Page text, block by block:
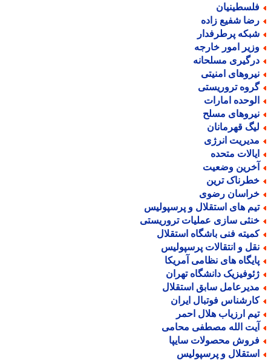
شفیع زاده
پرطرفدار
امور خارجه
مسلحانه
امنیتی
تروریستی
امارات
مسلح
قهرمانان
انرژی
متحده
وضعیت
ترین
رضوی
های استقلال و پرسپولیس
سازی عملیات تروریستی
فنی باشگاه استقلال
و انتقالات پرسپولیس
های نظامی آمریکا
دانشگاه تهران
سابق استقلال
فوتبال ایران
ارزیاب هلال احمر
الله مصطفی محامی
محصولات سایپا
و پرسپولیس